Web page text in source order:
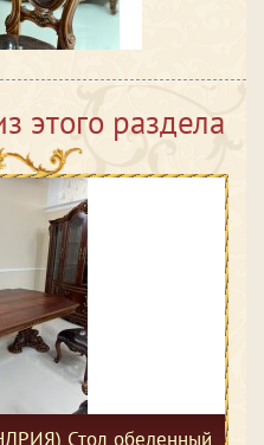
этого раздела
Стол обеденный